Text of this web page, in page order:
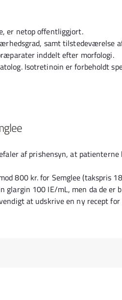
er netop offentliggjort.
samt tilstedeværelse
inddelt efter morfologi.
Isotretinoin er forbeholdt
af prishensyn, at
800 kr. for Semglee (takspris
glargin 100 IE/mL, men da de er
at udskrive en ny recept